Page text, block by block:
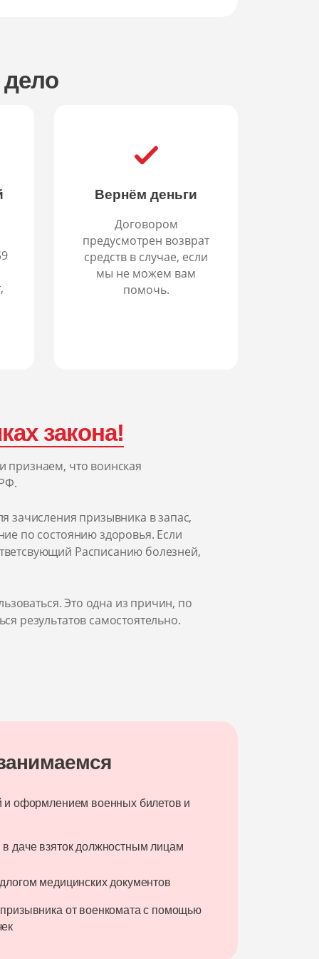
Вернём деньги
Договором
предусмотрен возврат
средств в случае, если
мы не можем вам
помочь.
закона!
признаем, что воинская
зачисления призывника в запас,
по состоянию здоровья. Если
Расписанию болезней,
Это одна из причин, по
результатов самостоятельно.
и оформлением военных билетов и
даче взяток должностным лицам
медицинских документов
от военкомата с помощью